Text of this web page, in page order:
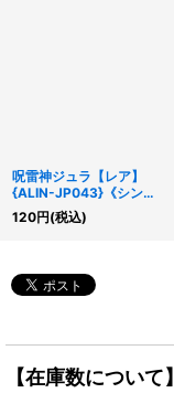
呪雷神ジュラ【レア】
{ALIN-JP043}《シンク
ロ》
120円(税込)
【在庫数について】